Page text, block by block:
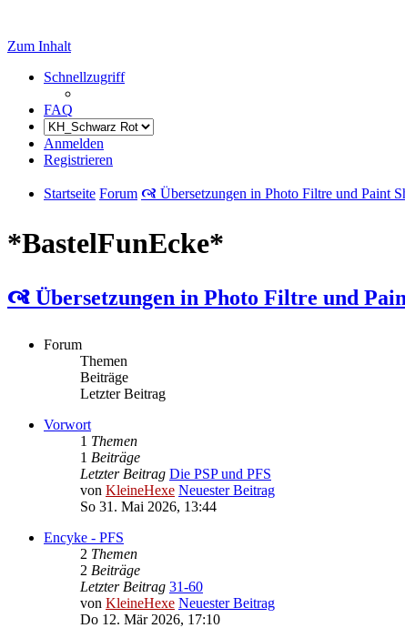
Zum Inhalt
Schnellzugriff
FAQ
Anmelden
Registrieren
Startseite Forum 🙧 Übersetzungen in Photo Filtre und Paint
*BastelFunEcke*
🙧 Übersetzungen in Photo Filtre und
Forum
Themen
Beiträge
Letzter Beitrag
Vorwort
1 Themen
1 Beiträge
Letzter Beitrag Die PSP und PFS
von KleineHexe Neuester Beitrag
So 31. Mai 2026, 13:44
Encyke - PFS
2 Themen
2 Beiträge
Letzter Beitrag 31-60
von KleineHexe Neuester Beitrag
Do 12. Mär 2026, 17:10